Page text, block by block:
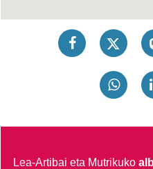
Lea-Artibai eta Mutrikuko